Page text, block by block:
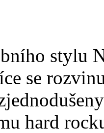
stylu
se
hard